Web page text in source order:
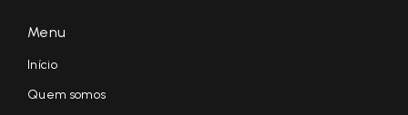
Menu
Início
Quem somos